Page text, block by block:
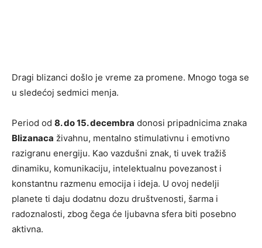
Dragi blizanci došlo je vreme za promene. Mnogo toga se
u sledećoj sedmici menja.
Period od 8. do 15. decembra donosi pripadnicima znaka
Blizanaca živahnu, mentalno stimulativnu i emotivno
razigranu energiju. Kao vazdušni znak, ti uvek tražiš
dinamiku, komunikaciju, intelektualnu povezanost i
konstantnu razmenu emocija i ideja. U ovoj nedelji
planete ti daju dodatnu dozu društvenosti, šarma i
radoznalosti, zbog čega će ljubavna sfera biti posebno
aktivna.